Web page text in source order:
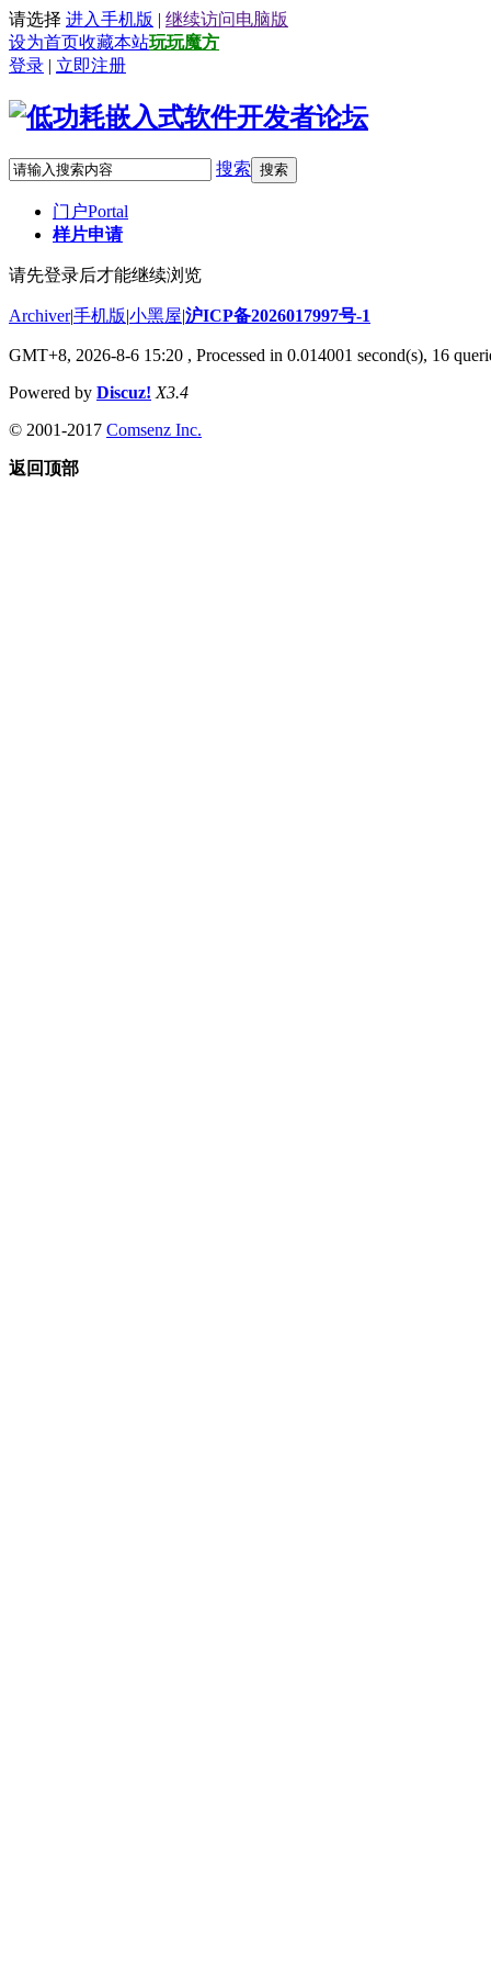
请选择 进入手机版 | 继续访问电脑版
设为首页收藏本站玩玩魔方
登录 | 立即注册
搜索 搜索
门户Portal
样片申请
请先登录后才能继续浏览
Archiver|手机版|小黑屋|沪ICP备2026017997号-1
GMT+8, 2026-8-6 15:20 , Processed in 0.014001 second(s), 16
Powered by Discuz! X3.4
© 2001-2017 Comsenz Inc.
返回顶部